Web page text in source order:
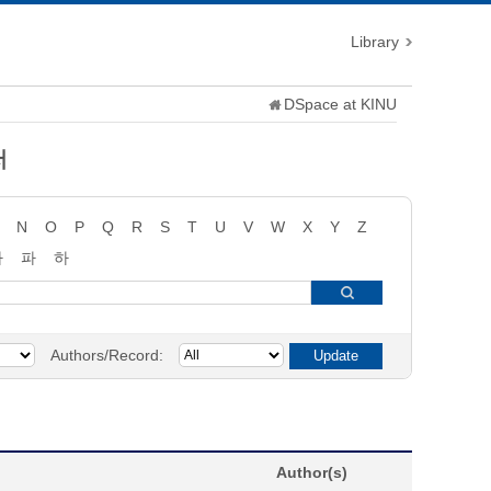
Library
DSpace at KINU
N O P Q R S T U V W X Y
Z
파
하
Authors/Record:
Author(s)